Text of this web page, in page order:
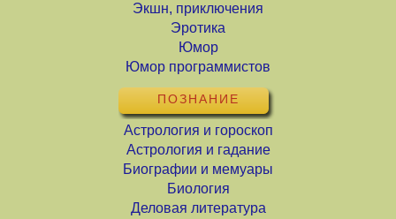
Экшн, приключения
Эротика
Юмор
Юмор программистов
ПОЗНАНИЕ
Астрология и гороскоп
Астрология и гадание
Биографии и мемуары
Биология
Деловая литература